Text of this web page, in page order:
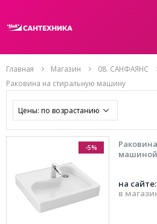
Главная Магазин 08. САНФАЯНС
Раковина на стиральную машину
-5%
в
на